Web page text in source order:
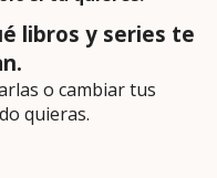
obtengo
adscritas que